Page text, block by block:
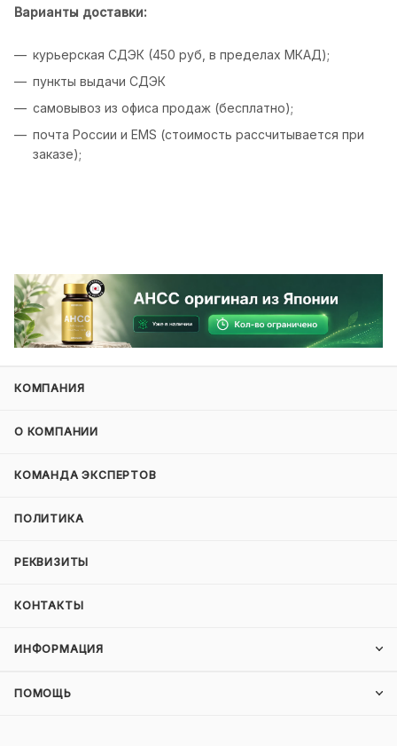
Варианты доставки:
курьерская СДЭК (450 руб, в пределах МКАД);
пункты выдачи СДЭК
самовывоз из офиса продаж (бесплатно);
почта России и EMS (стоимость рассчитывается при
заказе);
КОМПАНИЯ
О КОМПАНИИ
КОМАНДА ЭКСПЕРТОВ
ПОЛИТИКА
РЕКВИЗИТЫ
КОНТАКТЫ
ИНФОРМАЦИЯ
ПОМОЩЬ